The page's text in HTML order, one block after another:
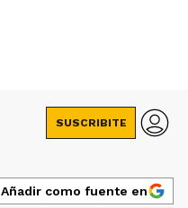
SUSCRIBITE
Añadir como fuente en